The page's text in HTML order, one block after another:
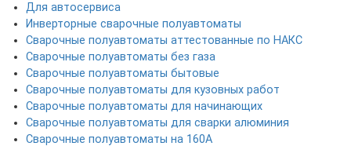
Для автосервиса
Инверторные сварочные полуавтоматы
Сварочные полуавтоматы аттестованные по НАКС
Сварочные полуавтоматы без газа
Сварочные полуавтоматы бытовые
Сварочные полуавтоматы для кузовных работ
Сварочные полуавтоматы для начинающих
Сварочные полуавтоматы для сварки алюминия
Сварочные полуавтоматы на 160А